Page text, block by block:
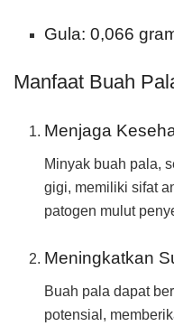
Gula: 0,066
Manfaat Buah
Menjaga
Minyak buah pala,
gigi, memiliki sifat
patogen mulut
Meningkatkan
Buah pala dapat
potensial,